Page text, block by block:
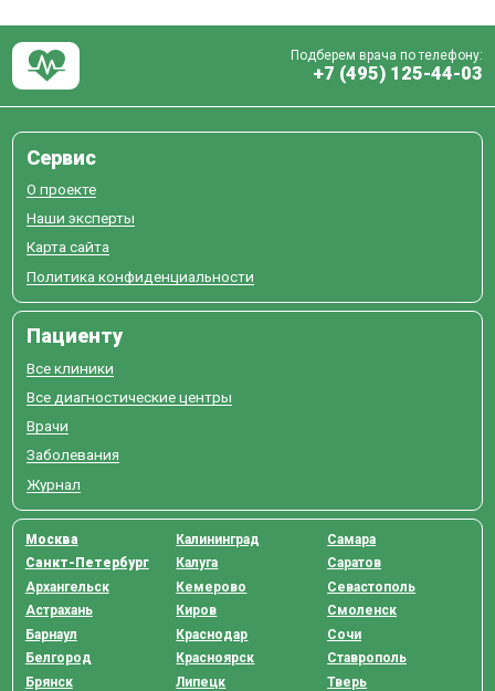
Подберем врача по телефону:
+7 (495) 125-44-03
Сервис
О проекте
Наши эксперты
Карта сайта
Политика конфиденциальности
Пациенту
Все клиники
Все диагностические центры
Врачи
Заболевания
Журнал
Москва
Санкт-Петербург
Архангельск
Астрахань
Барнаул
Белгород
Брянск
Калининград
Калуга
Кемерово
Киров
Краснодар
Красноярск
Липецк
Самара
Саратов
Севастополь
Смоленск
Сочи
Ставрополь
Тверь